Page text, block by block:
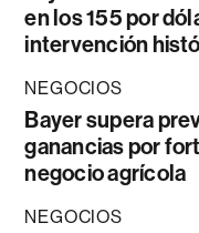
en los 155 por
intervención
NEGOCIOS
Bayer supera
ganancias por
negocio agrícola
NEGOCIOS